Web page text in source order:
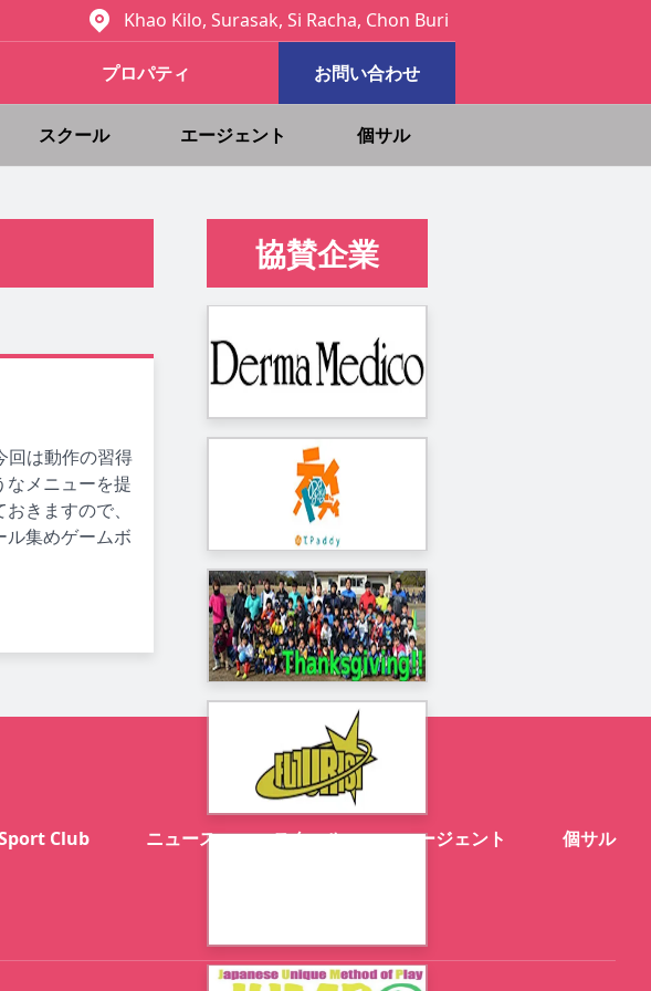
Khao Kilo, Surasak, Si Racha, Chon Buri
プロパティ お問い合わせ
スクール エージェント 個サル
回は動作の習得
なメニューを提
きますので、
集めゲームボ
協賛企業
Club ニュース スクール エージェント 個サル